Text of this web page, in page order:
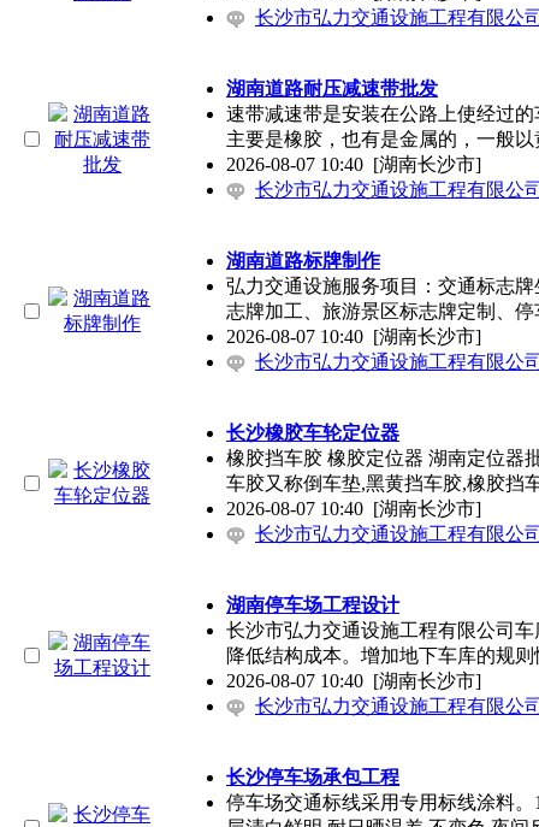
长沙市弘力交通设施工程有限公
湖南道路耐压减速带批发
速带减速带是安装在公路上使经过
主要是橡胶，也有是金属的，一般以
2026-08-07 10:40 [湖南长沙市]
长沙市弘力交通设施工程有限公
湖南道路标牌制作
弘力交通设施服务项目：交通标志
志牌加工、旅游景区标志牌定制、停
2026-08-07 10:40 [湖南长沙市]
长沙市弘力交通设施工程有限公
长沙橡胶车轮定位器
橡胶挡车胶 橡胶定位器 湖南定位器
车胶又称倒车垫,黑黄挡车胶,橡胶挡
2026-08-07 10:40 [湖南长沙市]
长沙市弘力交通设施工程有限公
湖南停车场工程设计
长沙市弘力交通设施工程有限公司
降低结构成本。增加地下车库的规则
2026-08-07 10:40 [湖南长沙市]
长沙市弘力交通设施工程有限公
长沙停车场承包工程
停车场交通标线采用专用标线涂料。